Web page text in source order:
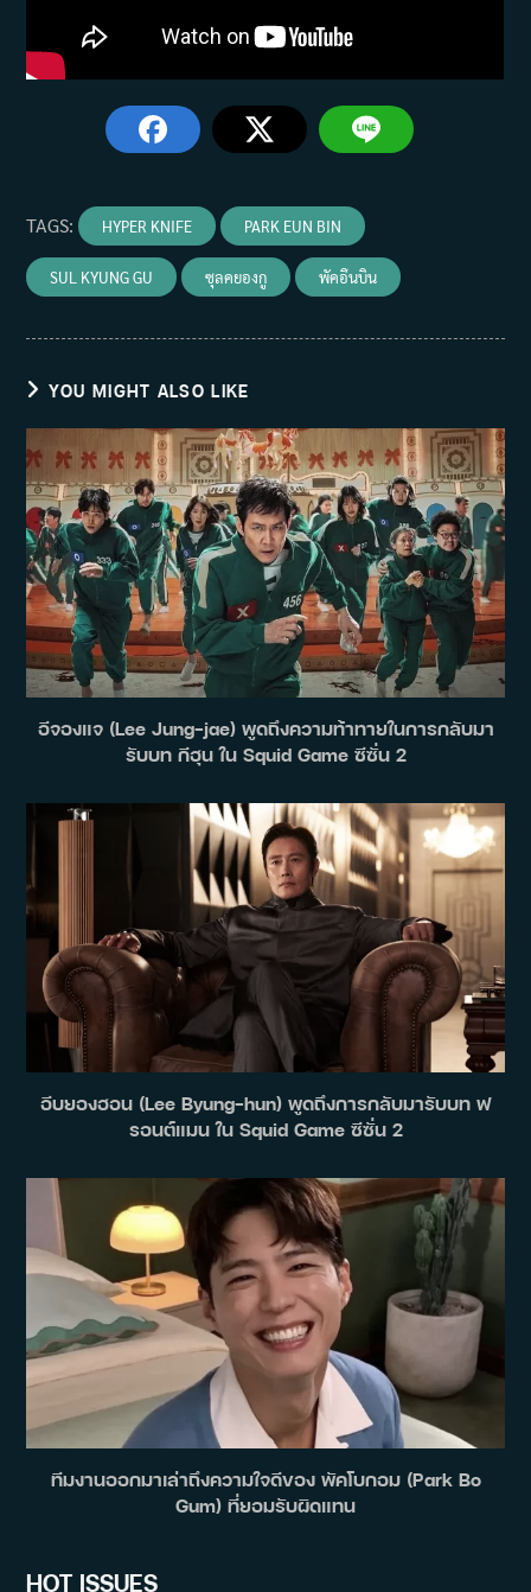
TAGS: HYPER KNIFE PARK EUN BIN
SUL KYUNG GU ซุลคยองกู พัคอึนบิน
YOU MIGHT ALSO LIKE
อีจองแจ (Lee Jung-jae) พูดถึงความท้าทายในการกลับมา
รับบท กีฮุน ใน Squid Game ซีซั่น 2
อีบยองฮอน (Lee Byung-hun) พูดถึงการกลับมารับบท ฟ
รอนต์แมน ใน Squid Game ซีซั่น 2
ทีมงานออกมาเล่าถึงความใจดีของ พัคโบกอม (Park Bo
Gum) ที่ยอมรับผิดแทน
HOT ISSUES